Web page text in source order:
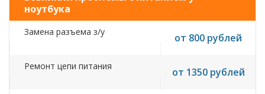
ноутбука
Замена разъема з/у от 800 рублей
Ремонт цепи питания от 1350 рублей